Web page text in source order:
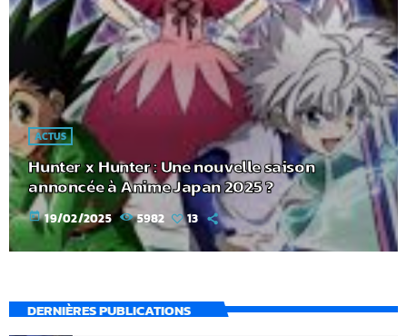
ACTUS
Hunter x Hunter : Une nouvelle saison
annoncée à Anime Japan 2025 ?
today 19/02/2025 5982 13
DERNIÈRES PUBLICATIONS